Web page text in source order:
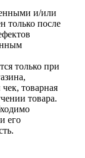
и/или
только после
только при
товарная
товара.
его